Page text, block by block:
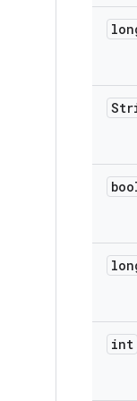
int